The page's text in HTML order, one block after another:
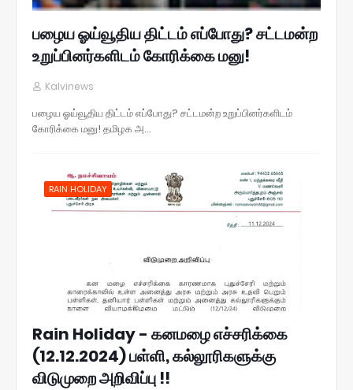
பழைய ஓய்வூதிய திட்டம் எப்போது? சட்டமன்ற
உறுப்பினர்களிடம் கோரிக்கை மனு!
Kalvinews
பழைய ஓய்வூதிய திட்டம் எப்போது? சட்டமன்ற உறுப்பினர்களிடம்
கோரிக்கை மனு! தமிழக அ…
RAIN HOLIDAY
Rain Holiday - கனமழை எச்சரிக்கை
(12.12.2024) பள்ளி, கல்லூரிகளுக்கு
விடுமுறை அறிவிப்பு !!